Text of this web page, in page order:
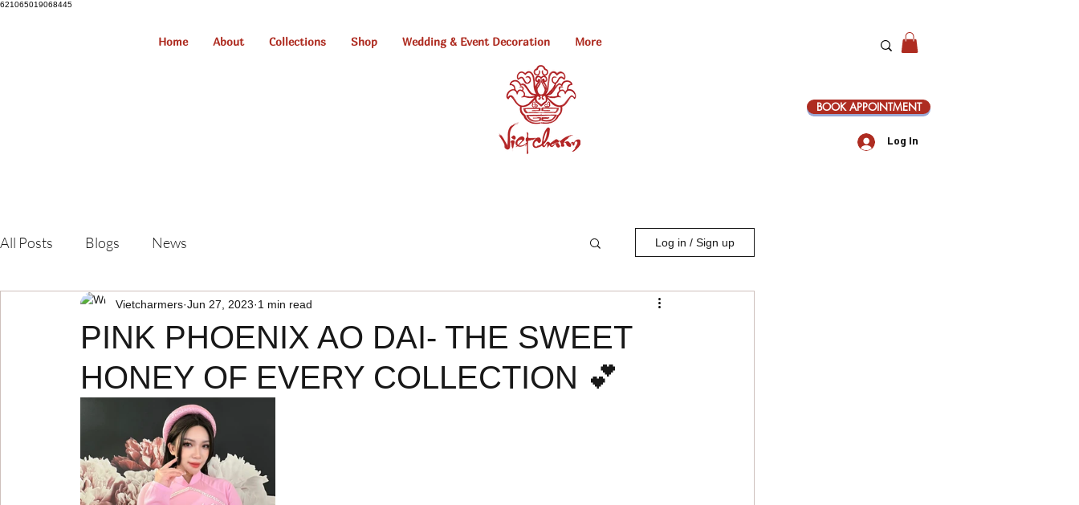
621065019068445
Home About Collections Shop Wedding & Event Decoration More
BOOK APPOINTMENT
Log In
All Posts Blogs News Log in / Sign up
PINK PHOENIX AO DAI- THE SWEET
HONEY OF EVERY COLLECTION 💕
Vietcharmers Jun 27, 2023 1 min read